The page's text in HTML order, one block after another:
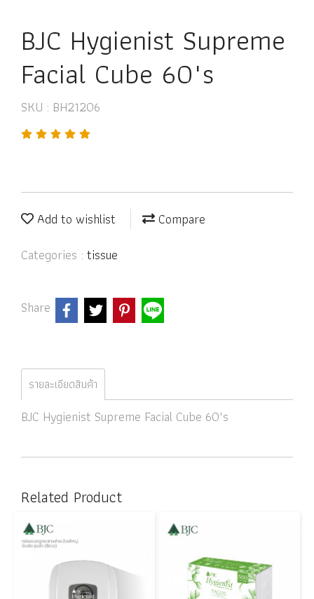
BJC Hygienist Supreme
Facial Cube 60"s
SKU : BH21206
Add to wishlist
Compare
Categories : tissue
Share
รายละเอียดสินค้า
BJC Hygienist Supreme Facial Cube 60"s
Related Product